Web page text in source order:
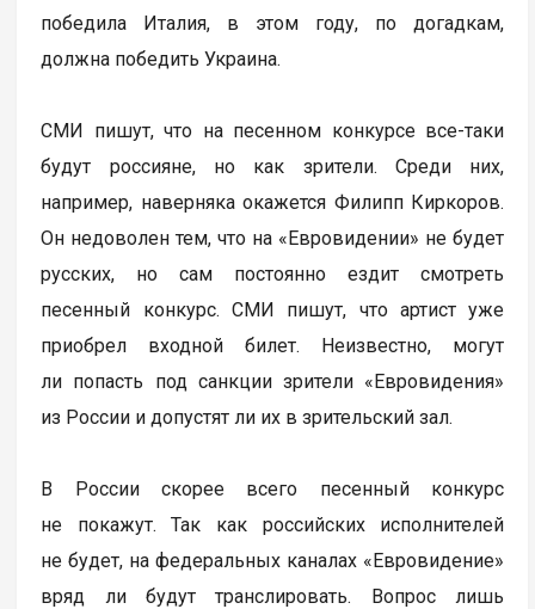
победила Италия, в этом году, по догадкам,
должна победить Украина.
СМИ пишут, что на песенном конкурсе все-таки
будут россияне, но как зрители. Среди них,
например, наверняка окажется Филипп Киркоров.
Он недоволен тем, что на «Евровидении» не будет
русских, но сам постоянно ездит смотреть
песенный конкурс. СМИ пишут, что артист уже
приобрел входной билет. Неизвестно, могут
ли попасть под санкции зрители «Евровидения»
из России и допустят ли их в зрительский зал.
В России скорее всего песенный конкурс
не покажут. Так как российских исполнителей
не будет, на федеральных каналах «Евровидение»
вряд ли будут транслировать. Вопрос лишь